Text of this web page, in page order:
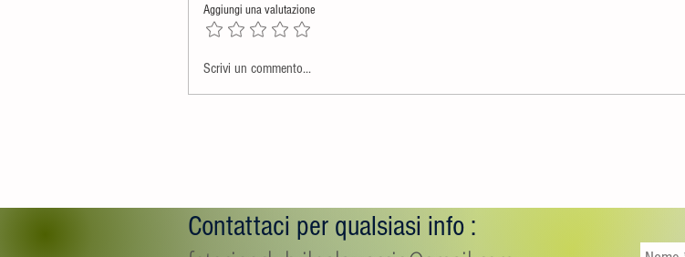
Aggiungi una valutazione
Scrivi un commento...
Contattaci per qualsiasi info :